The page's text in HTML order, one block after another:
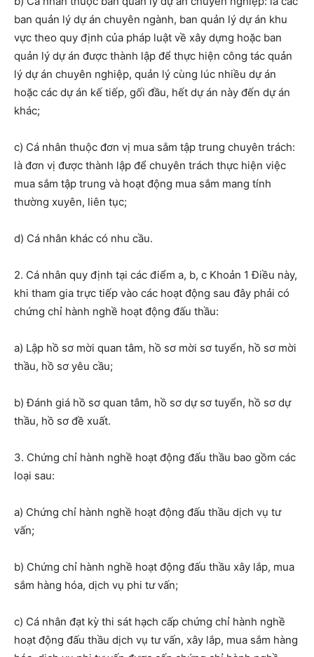
ban quản lý dự án chuyên ngành, ban quản lý dự án khu
vực theo quy định của pháp luật về xây dựng hoặc ban
quản lý dự án được thành lập để thực hiện công tác quản
lý dự án chuyên nghiệp, quản lý cùng lúc nhiều dự án
hoặc các dự án kế tiếp, gối đầu, hết dự án này đến dự án
khác;
c) Cá nhân thuộc đơn vị mua sắm tập trung chuyên trách:
là đơn vị được thành lập để chuyên trách thực hiện việc
mua sắm tập trung và hoạt động mua sắm mang tính
thường xuyên, liên tục;
d) Cá nhân khác có nhu cầu.
2. Cá nhân quy định tại các điểm a, b, c Khoản 1 Điều này,
khi tham gia trực tiếp vào các hoạt động sau đây phải có
chứng chỉ hành nghề hoạt động đấu thầu:
a) Lập hồ sơ mời quan tâm, hồ sơ mời sơ tuyển, hồ sơ mời
thầu, hồ sơ yêu cầu;
b) Đánh giá hồ sơ quan tâm, hồ sơ dự sơ tuyển, hồ sơ dự
thầu, hồ sơ đề xuất.
3. Chứng chỉ hành nghề hoạt động đấu thầu bao gồm các
loại sau:
a) Chứng chỉ hành nghề hoạt động đấu thầu dịch vụ tư
vấn;
b) Chứng chỉ hành nghề hoạt động đấu thầu xây lắp, mua
sắm hàng hóa, dịch vụ phi tư vấn;
c) Cá nhân đạt kỳ thi sát hạch cấp chứng chỉ hành nghề
hoạt động đấu thầu dịch vụ tư vấn, xây lắp, mua sắm hàng